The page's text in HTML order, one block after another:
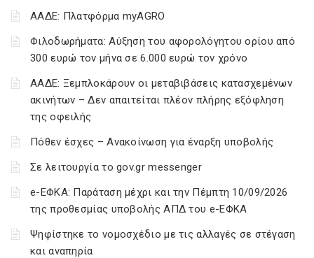
ΑΑΔΕ: Πλατφόρμα myAGRO
Φιλοδωρήματα: Αύξηση του αφορολόγητου ορίου από
300 ευρώ τον μήνα σε 6.000 ευρώ τον χρόνο
ΑΑΔΕ: Ξεμπλοκάρουν οι μεταβιβάσεις κατασχεμένων
ακινήτων – Δεν απαιτείται πλέον πλήρης εξόφληση
της οφειλής
Πόθεν έσχες – Ανακοίνωση για έναρξη υποβολής
Σε λειτουργία το gov.gr messenger
e-ΕΦΚΑ: Παράταση μέχρι και την Πέμπτη 10/09/2026
της προθεσμίας υποβολής ΑΠΔ του e-ΕΦΚΑ
Ψηφίστηκε το νομοσχέδιο με τις αλλαγές σε στέγαση
και αναπηρία